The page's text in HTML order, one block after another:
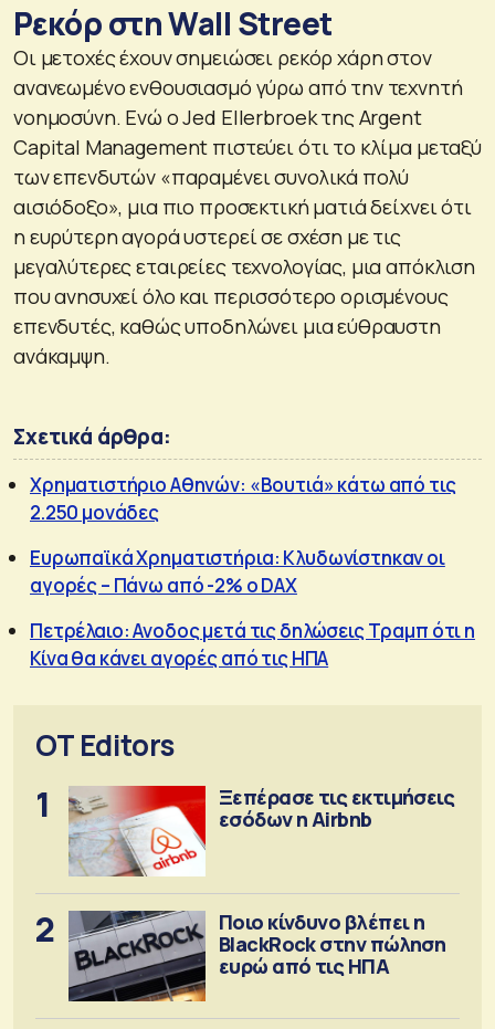
Ρεκόρ στη Wall Street
Οι μετοχές έχουν σημειώσει ρεκόρ χάρη στον
ανανεωμένο ενθουσιασμό γύρω από την τεχνητή
νοημοσύνη. Ενώ ο Jed Ellerbroek της Argent
Capital Management πιστεύει ότι το κλίμα μεταξύ
των επενδυτών «παραμένει συνολικά πολύ
αισιόδοξο», μια πιο προσεκτική ματιά δείχνει ότι
η ευρύτερη αγορά υστερεί σε σχέση με τις
μεγαλύτερες εταιρείες τεχνολογίας, μια απόκλιση
που ανησυχεί όλο και περισσότερο ορισμένους
επενδυτές, καθώς υποδηλώνει μια εύθραυστη
ανάκαμψη.
Σχετικά άρθρα:
Χρηματιστήριο Αθηνών: «Βουτιά» κάτω από τις
2.250 μονάδες
Ευρωπαϊκά Χρηματιστήρια: Κλυδωνίστηκαν οι
αγορές – Πάνω από -2% ο DAX
Πετρέλαιο: Ανοδος μετά τις δηλώσεις Τραμπ ότι η
Κίνα θα κάνει αγορές από τις ΗΠΑ
OT Editors
1
Ξεπέρασε τις εκτιμήσεις
εσόδων η Airbnb
2
Ποιο κίνδυνο βλέπει η
BlackRock στην πώληση
ευρώ από τις ΗΠΑ